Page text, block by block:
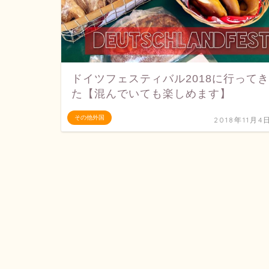
その他外国
ドイツフェスティバル2018に行ってき
た【混んでいても楽しめます】
2018年11月4